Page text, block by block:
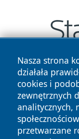
Nasza strona
działała
cookies i
zewnętrznych
analitycznych,
przetwarzane
Copyright © 2026
zastrzeżone.